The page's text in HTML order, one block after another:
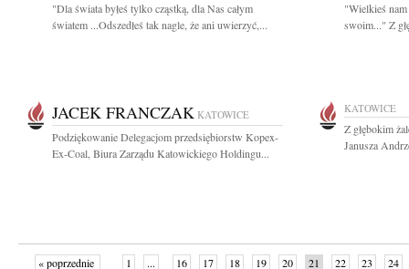
"Dla świata byłeś tylko cząstką, dla Nas całym
światem ...Odszedłeś tak nagle, że ani uwierzyć,...
"Wielkieś
swoim..." Z
JACEK FRANCZAK KATOWICE
Podziękowanie Delegacjom przedsiębiorstw Kopex-
Ex-Coal, Biura Zarządu Katowickiego Holdingu...
KATOWICE
Z głębokim
Janusza
« poprzednie 1 ... 16 17 18 19 20 21 22 23 24